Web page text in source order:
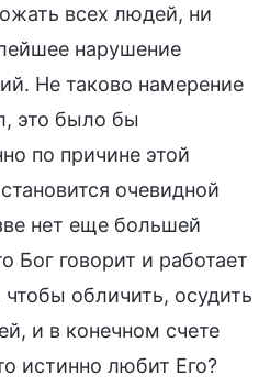
всех людей, ни
нарушение
Не таково намерение
это было бы
по причине этой
очевидной
нет еще большей
Бог говорит и работает
обличить, осудить
и в конечном счете
истинно любит Его?